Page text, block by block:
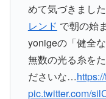
めて気づきまし
レンド で朝の始
yonigeの「健全な
無数の光る糸を
ださいな…
pic.twitter.com/